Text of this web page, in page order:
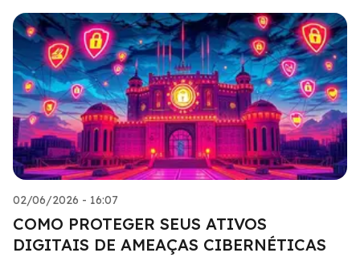
02/06/2026 - 16:07
COMO PROTEGER SEUS ATIVOS
DIGITAIS DE AMEAÇAS CIBERNÉTICAS